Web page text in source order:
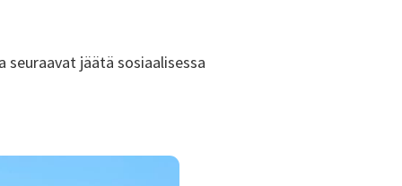
jäätä sosiaalisessa